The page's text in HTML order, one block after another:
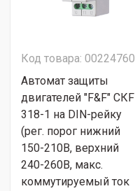
Код товара: 00224760
Автомат защиты
двигателей "F&F"
318-1 на DIN-рейку
(рег. порог нижний
150-210В, верхний
240-260В, макс.
коммутируемый ток